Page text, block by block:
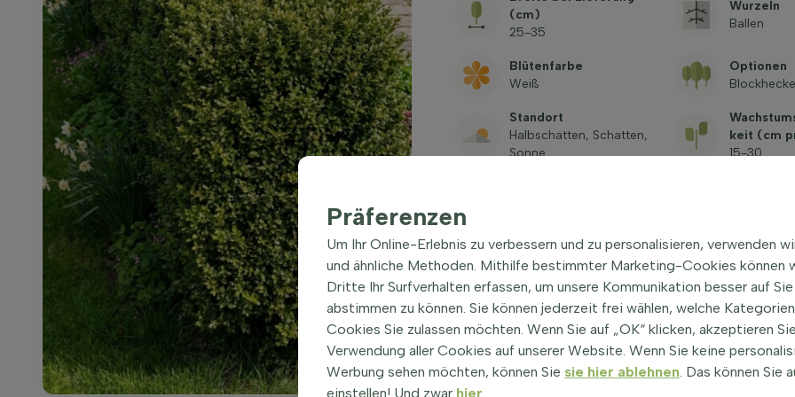
(cm)
25-35
Wurzeln
Ballen
Blütenfarbe
Weiß
Optionen
Standort
Halbschatten, Schatten,
Sonne
keit (cm
15-30
Ballen durchmesser (cm)
Ilex
Trivialnamensynonym
Ilex crenata 'Blondie'
Art. nr.
JS-ICB-P-
Präferenzen
Um Ihr Online-Erlebnis zu verbessern und zu personalisieren, verwenden
und ähnliche Methoden. Mithilfe bestimmter Marketing-Cookies können
Dritte Ihr Surfverhalten erfassen, um unsere Kommunikation besser auf Sie
abstimmen zu können. Sie können jederzeit frei wählen, welche
Cookies Sie zulassen möchten. Wenn Sie auf „OK“ klicken, akzeptieren
Verwendung aller Cookies auf unserer Website. Wenn Sie keine
Werbung sehen möchten, können Sie sie hier ablehnen. Das können Sie
einstellen! Und zwar hier.